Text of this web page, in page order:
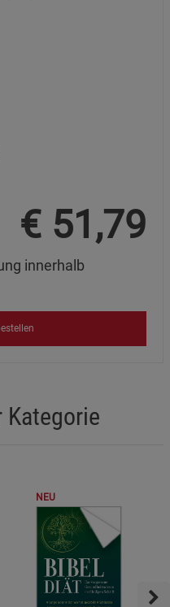
€ 51,79
innerhalb
Kategorie
NEU